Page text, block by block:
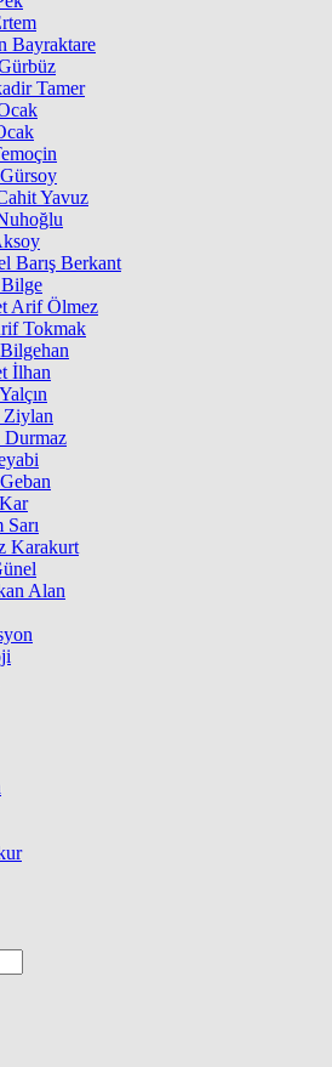
Bayraktare
Tamer
Yavuz
Barış Berkant
Arif Ölmez
Tokmak
İlhan
Ziylan
Karakurt
Alan